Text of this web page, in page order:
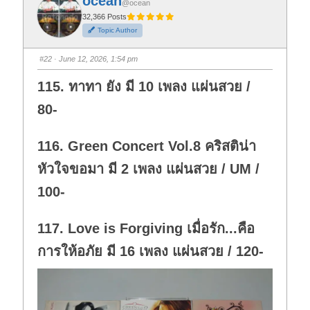
r
t
h
u
m
b
d
o
n
.
r
t
h
u
m
b
u
p
@ocean
32,366 Posts
Topic Author
#22 · June 12, 2026, 1:54 pm
115. ทาทา ยัง มี 10 เพลง แผ่นสวย /
80-
116. Green Concert Vol.8 คริสติน่า
หัวใจขอมา มี 2 เพลง แผ่นสวย / UM /
100-
117. Love is Forgiving เมื่อรัก...คือ
การให้อภัย มี 16 เพลง แผ่นสวย / 120-